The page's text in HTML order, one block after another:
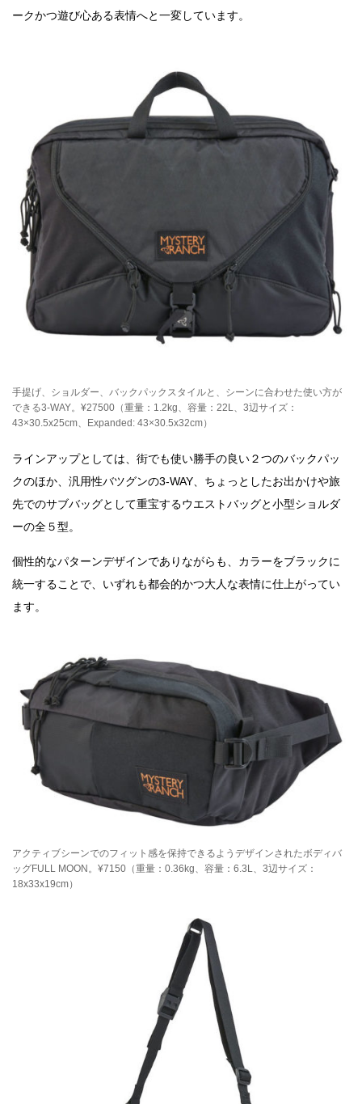
ークかつ遊び心ある表情へと一変しています。
手提げ、ショルダー、バックパックスタイルと、シーンに合わせた使い方が
できる3-WAY。¥27500（重量：1.2kg、容量：22L、3辺サイズ：
43×30.5x25cm、Expanded: 43×30.5x32cm）
ラインアップとしては、街でも使い勝手の良い２つのバックパッ
クのほか、汎用性バツグンの3-WAY、ちょっとしたお出かけや旅
先でのサブバッグとして重宝するウエストバッグと小型ショルダ
ーの全５型。
個性的なパターンデザインでありながらも、カラーをブラックに
統一することで、いずれも都会的かつ大人な表情に仕上がってい
ます。
アクティブシーンでのフィット感を保持できるようデザインされたボディバ
ッグFULL MOON。¥7150（重量：0.36kg、容量：6.3L、3辺サイズ：
18x33x19cm）